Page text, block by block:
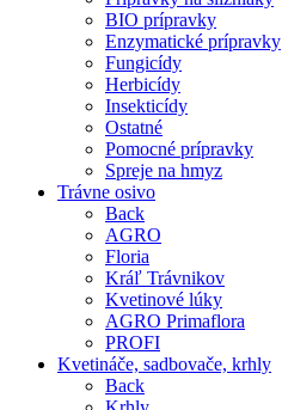
BIO prípravky
Enzymatické prípravky
Fungicídy
Herbicídy
Insekticídy
Ostatné
Pomocné prípravky
Spreje na hmyz
Trávne osivo
Back
AGRO
Floria
Kráľ Trávnikov
Kvetinové lúky
AGRO Primaflora
PROFI
Kvetináče, sadbovače, krhly
Back